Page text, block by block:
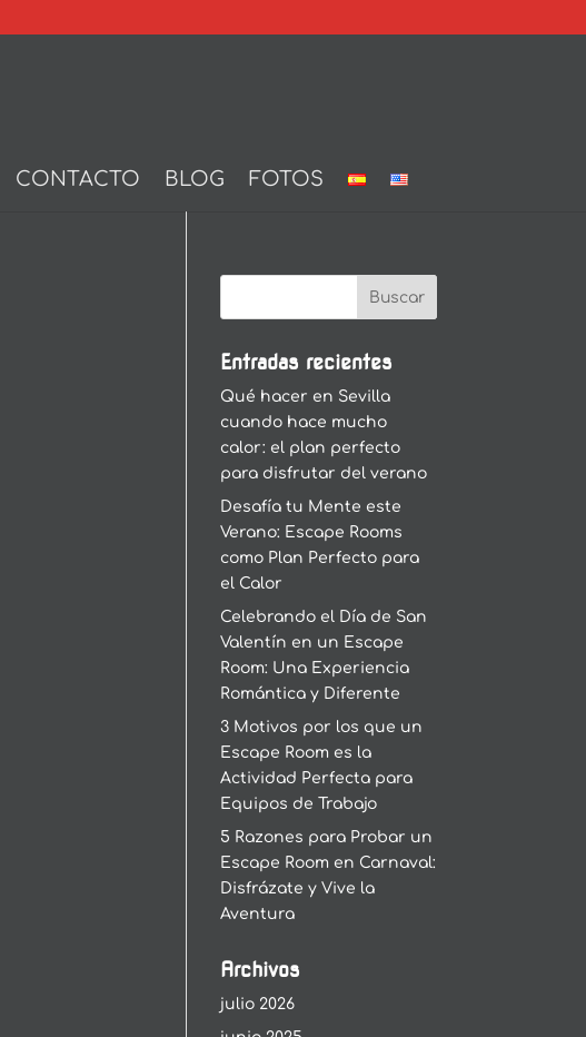
CONTACTO BLOG FOTOS
Entradas recientes
Qué hacer en Sevilla
cuando hace mucho
calor: el plan perfecto
para disfrutar del verano
Desafía tu Mente este
Verano: Escape Rooms
como Plan Perfecto para
el Calor
Celebrando el Día de San
Valentín en un Escape
Room: Una Experiencia
Romántica y Diferente
3 Motivos por los que un
Escape Room es la
Actividad Perfecta para
Equipos de Trabajo
5 Razones para Probar un
Escape Room en Carnaval:
Disfrázate y Vive la
Aventura
Archivos
julio 2026